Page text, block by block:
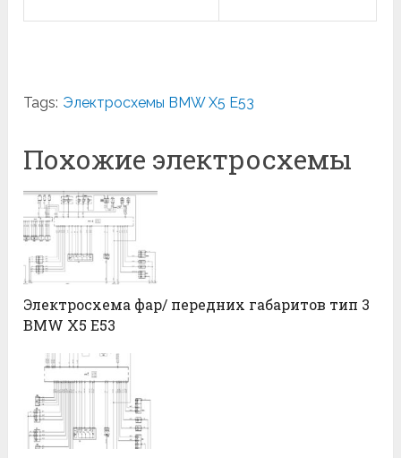
Tags: Электросхемы BMW X5 E53
Похожие электросхемы
Электросхема фар/ передних габаритов тип 3
BMW X5 E53